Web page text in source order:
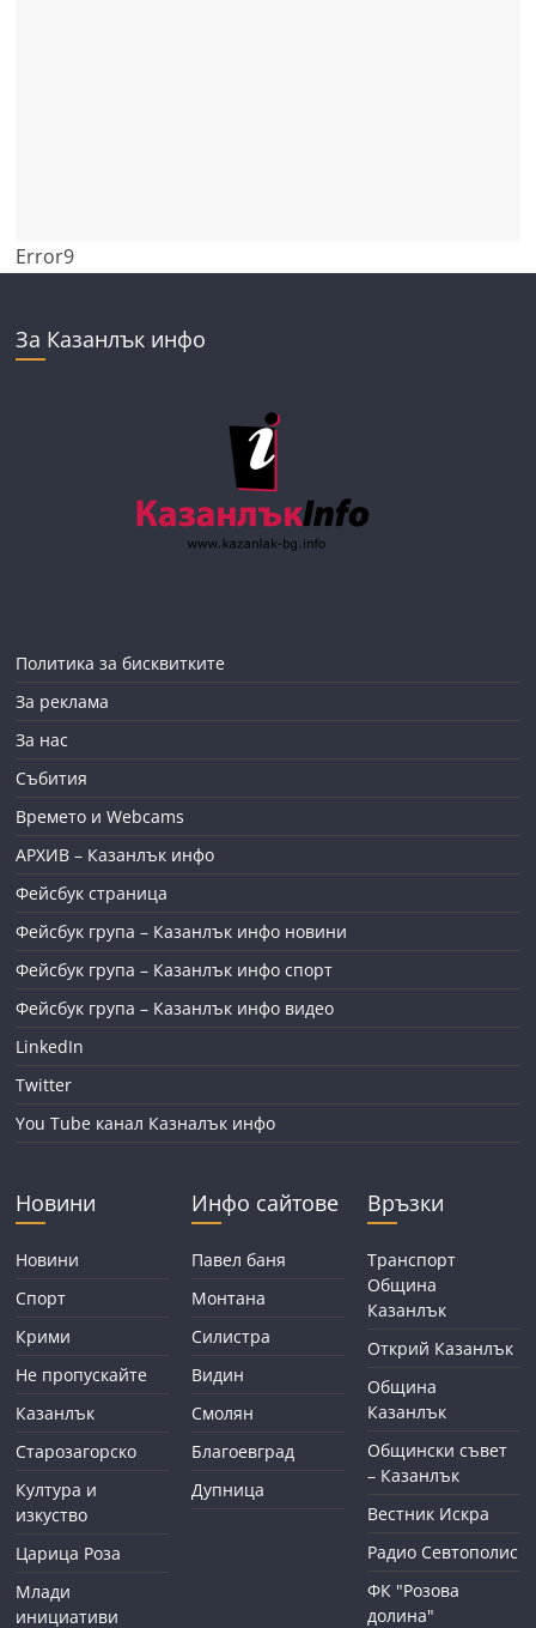
Error9
За Казанлък инфо
Политика за бисквитките
За реклама
За нас
Събития
Времето и Webcams
АРХИВ – Казанлък инфо
Фейсбук страница
Фейсбук група – Казанлък инфо новини
Фейсбук група – Казанлък инфо спорт
Фейсбук група – Казанлък инфо видео
LinkedIn
Twitter
You Tube канал Казналък инфо
Новини
Новини
Спорт
Крими
Не пропускайте
Казанлък
Старозагорско
Култура и
изкуство
Царица Роза
Млади
инициативи
Инфо сайтове
Павел баня
Монтана
Силистра
Видин
Смолян
Благоевград
Дупница
Връзки
Транспорт
Община
Казанлък
Открий Казанлък
Община
Казанлък
Общински съвет
– Казанлък
Вестник Искра
Радио Севтополис
ФК "Розова
долина"